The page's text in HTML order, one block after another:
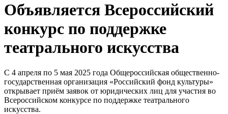
Объявляется Всероссийский
конкурс по поддержке
театрального искусства
С 4 апреля по 5 мая 2025 года Общероссийская общественно-
государственная организация «Российский фонд культуры»
открывает приём заявок от юридических лиц для участия во
Всероссийском конкурсе по поддержке театрального
искусства.